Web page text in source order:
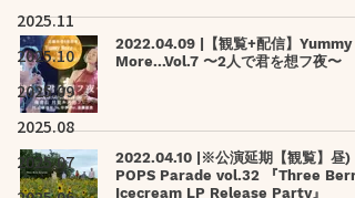
2025.11
2025.10
2025.09
2025.08
2025.07
2022.04.09 |【観覧+配信】Yummy
More...Vol.7 〜2人で君を想フ夜〜
2022.04.10 |※公演延期【観覧】昼)
POPS Parade vol.32 『Three
Icecream LP Release Party』